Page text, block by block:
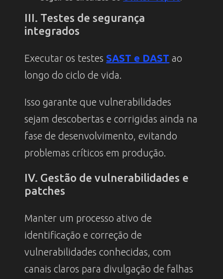
III. Testes de segurança
integrados
Executar os testes SAST e DAST ao
longo do ciclo de vida.
Isso garante que vulnerabilidades
sejam descobertas e corrigidas ainda na
fase de desenvolvimento, evitando
problemas críticos em produção.
IV. Gestão de vulnerabilidades e
patches
Manter um processo ativo de
identificação e correção de
vulnerabilidades conhecidas, com
canais claros para divulgação de falhas